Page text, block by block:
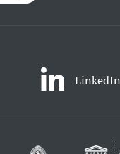
LinkedIn